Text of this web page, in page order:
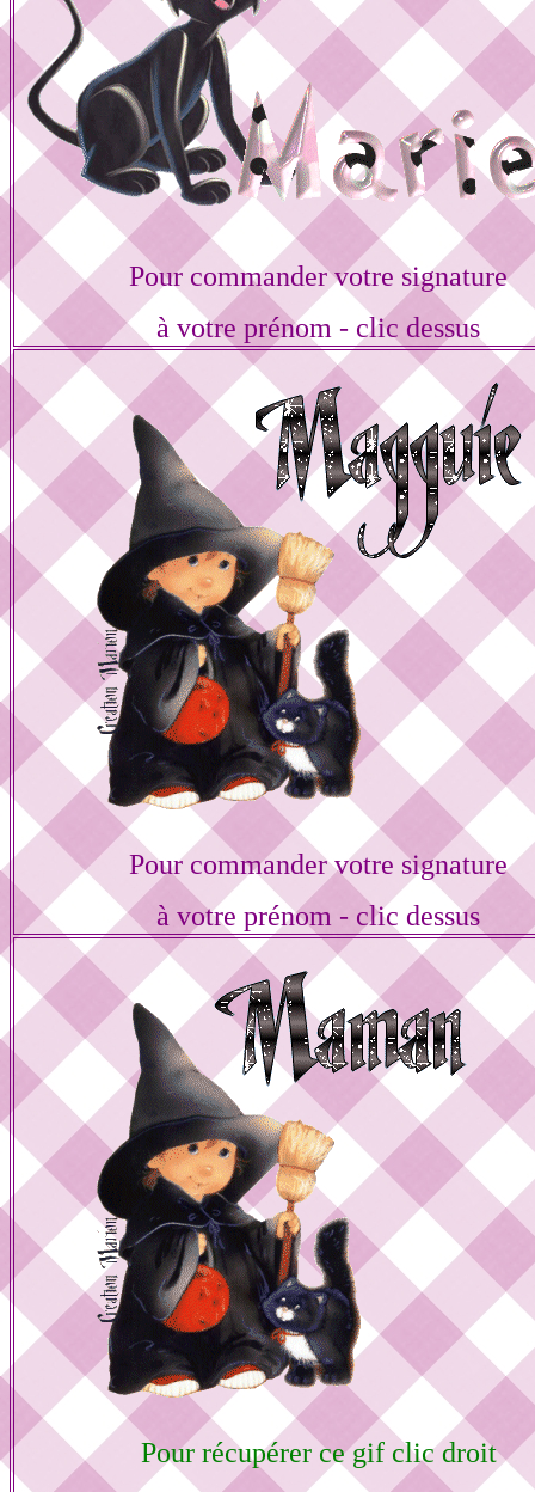
Pour commander votre signature
à votre prénom - clic dessus
Pour commander votre signature
à votre prénom - clic dessus
Pour récupérer ce gif clic droit